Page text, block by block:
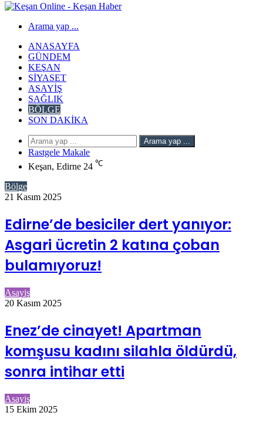
Arama yap ...
ANASAYFA
GÜNDEM
KEŞAN
SIYASET
ASAYIŞ
SAĞLIK
BÖLGE
SON DAKIKA
Arama yap ...
Rastgele Makale
Keşan, Edirne 24 ℃
Bölge
21 Kasım 2025
Edirne’de besiciler dert yanıyor:
Asgari ücretin 2 katına çoban
bulamıyoruz!
Asayiş
20 Kasım 2025
Enez’de cinayet! Apartman
komşusu kadını silahla öldürdü,
sonra intihar etti
Asayiş
15 Ekim 2025